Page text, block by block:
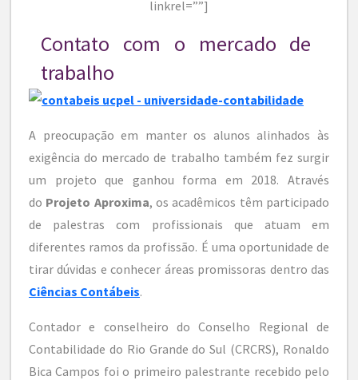
linkrel=””]
Contato com o mercado de
trabalho
A preocupação em manter os alunos alinhados às
exigência do mercado de trabalho também fez surgir
um projeto que ganhou forma em 2018. Através
do Projeto Aproxima, os acadêmicos têm participado
de palestras com profissionais que atuam em
diferentes ramos da profissão. É uma oportunidade de
tirar dúvidas e conhecer áreas promissoras dentro das
Ciências Contábeis.
Contador e conselheiro do Conselho Regional de
Contabilidade do Rio Grande do Sul (CRCRS), Ronaldo
Bica Campos foi o primeiro palestrante recebido pelo